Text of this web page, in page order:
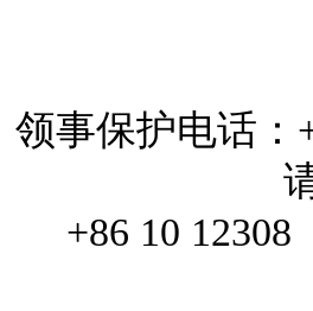
领事保护电话：
+86 10